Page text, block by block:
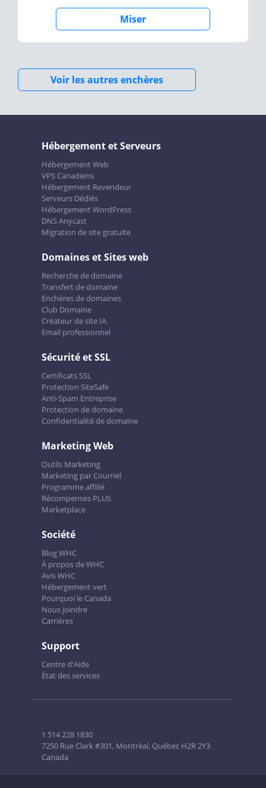
Miser
Voir les autres enchères
Hébergement et Serveurs
Hébergement Web
VPS Canadiens
Hébergement Revendeur
Serveurs Dédiés
Hébergement WordPress
DNS Anycast
Migration de site gratuite
Domaines et Sites web
Recherche de domaine
Transfert de domaine
Enchères de domaines
Club Domaine
Créateur de site IA
Email professionnel
Sécurité et SSL
Certificats SSL
Protection SiteSafe
Anti-Spam Entreprise
Protection de domaine
Confidentialité de domaine
Marketing Web
Outils Marketing
Marketing par Courriel
Programme affilié
Récompenses PLUS
Marketplace
Société
Blog WHC
À propos de WHC
Avis WHC
Hébergement vert
Pourquoi le Canada
Nous joindre
Carrières
Support
Centre d'Aide
État des services
1 514 228 1830
7250 Rue Clark #301, Montréal, Québec H2R 2Y3
Canada